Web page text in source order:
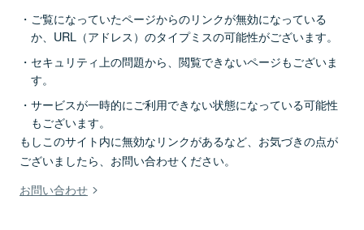
ご覧になっていたページからのリンクが無効になっている
か、URL（アドレス）のタイプミスの可能性がございます。
セキュリティ上の問題から、閲覧できないページもございま
す。
サービスが一時的にご利用できない状態になっている可能性
もございます。
もしこのサイト内に無効なリンクがあるなど、お気づきの点が
ございましたら、お問い合わせください。
お問い合わせ